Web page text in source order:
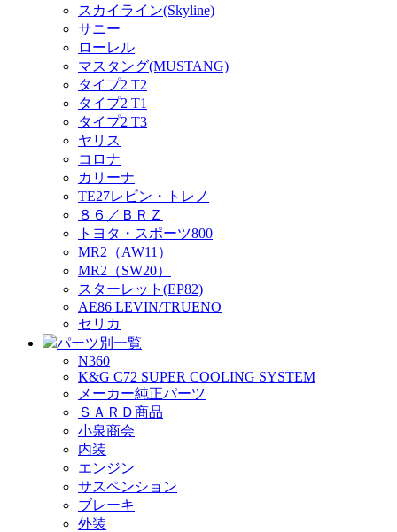
スカイライン(Skyline)
サニー
ローレル
マスタング(MUSTANG)
タイプ2 T2
タイプ2 T1
タイプ2 T3
ヤリス
コロナ
カリーナ
TE27レビン・トレノ
８６／ＢＲＺ
トヨタ・スポーツ800
MR2（AW11）
MR2（SW20）
スターレット(EP82)
AE86 LEVIN/TRUENO
セリカ
パーツ別一覧
N360
K&G C72 SUPER COOLING SYSTEM
メーカー純正パーツ
ＳＡＲＤ商品
小泉商会
内装
エンジン
サスペンション
ブレーキ
外装